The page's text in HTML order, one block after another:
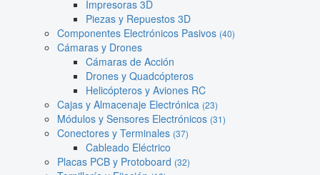
Impresoras 3D
Piezas y Repuestos 3D
Componentes Electrónicos Pasivos (40)
Cámaras y Drones
Cámaras de Acción
Drones y Quadcópteros
Helicópteros y Aviones RC
Cajas y Almacenaje Electrónica (23)
Módulos y Sensores Electrónicos (31)
Conectores y Terminales (37)
Cableado Eléctrico
Placas PCB y Protoboard (32)